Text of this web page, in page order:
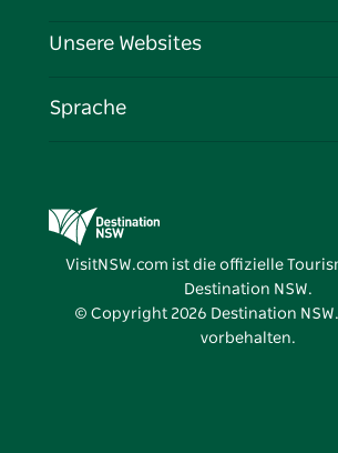
Cookie-Hinweis
Veranstaltungen
Reiseinformationen
Unternehmen in NSW
Unsere Websites
Destination NSW Medienzentrum
Vivid Sydney
Sprache
VisitNSW.com ist die offizielle
Destination NSW.
© Copyright 2026 Destination
vorbehalten.